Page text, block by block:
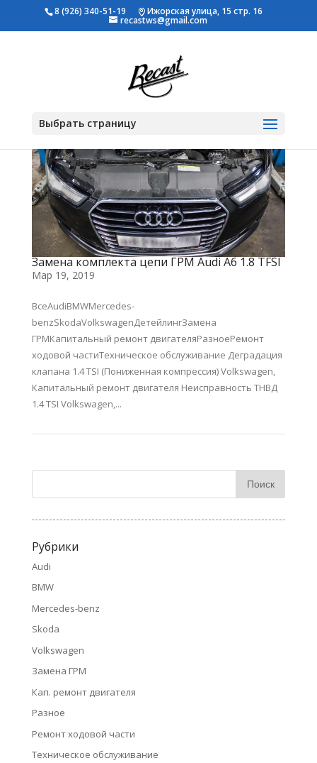
8 (926) 340-51-19 Ижорская улица, 15 стр. 16
recastws@gmail.com
Выбрать страницу
Замена комплекта цепи ГРМ Audi A6 1.8 TFSI
Мар 19, 2019
ВсеAudiBMWMercedes-
benzSkodaVolkswagenДетейлингЗамена
ГРМКапитальный ремонт двигателяРазноеРемонт
ходовой частиТехническое обслуживание Деградация
клапана 1.4 TSI (Пониженная компрессия) Volkswagen,
Капитальный ремонт двигателя Неисправность ТНВД
1.4 TSI Volkswagen,...
Рубрики
Audi
BMW
Mercedes-benz
Skoda
Volkswagen
Замена ГРМ
Кап. ремонт двигателя
Разное
Ремонт ходовой части
Техническое обслуживание